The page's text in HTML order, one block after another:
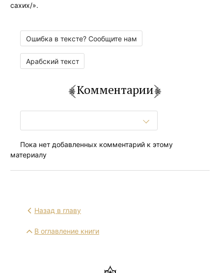
сахих/».
Ошибка в тексте? Сообщите нам
Арабский текст
Комментарии
Пока нет добавленных комментарий к этому
материалу
Назад в главу
В оглавление книги